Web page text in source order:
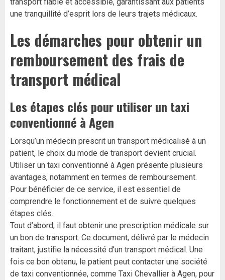
une tranquillité d’esprit lors de leurs trajets médicaux.
Les démarches pour obtenir un
remboursement des frais de
transport médical
Les étapes clés pour utiliser un taxi
conventionné à Agen
Lorsqu’un médecin prescrit un transport médicalisé à un
patient, le choix du mode de transport devient crucial.
Utiliser un taxi conventionné à Agen présente plusieurs
avantages, notamment en termes de remboursement.
Pour bénéficier de ce service, il est essentiel de
comprendre le fonctionnement et de suivre quelques
étapes clés.
Tout d’abord, il faut obtenir une prescription médicale sur
un bon de transport. Ce document, délivré par le médecin
traitant, justifie la nécessité d’un transport médical. Une
fois ce bon obtenu, le patient peut contacter une société
de taxi conventionnée, comme Taxi Chevallier à Agen, pour